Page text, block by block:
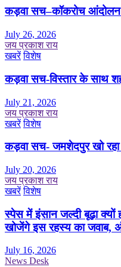
कड़वा सच–कॉकरोच आंदोलन
July 26, 2026
जय प्रकाश राय
खबरें विशेष
कड़वा सच-विस्तार के साथ
July 21, 2026
जय प्रकाश राय
खबरें विशेष
कड़वा सच- जमशेदपुर खो रहा
July 20, 2026
जय प्रकाश राय
खबरें विशेष
स्पेस में इंसान जल्दी बूढ़ा
खोजेंगे इस रहस्य का जवाब,
July 16, 2026
News Desk